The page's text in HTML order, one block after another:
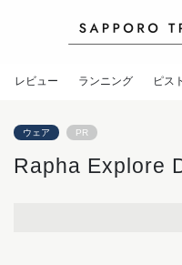
レビュー ランニング ピス
ウェア PR
Rapha Explore